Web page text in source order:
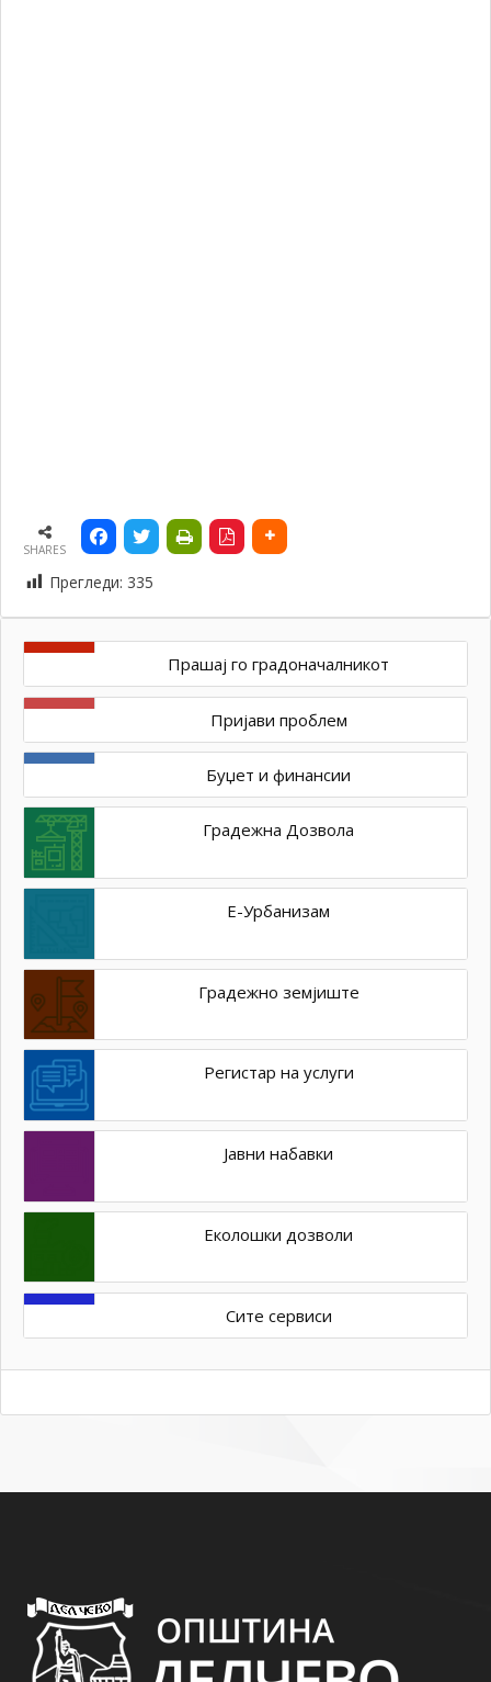
SHARES
Прегледи: 335
Прашај го градоначалникот
Пријави проблем
Буџет и финансии
Градежна Дозвола
Е-Урбанизам
Градежно земјиште
Регистар на услуги
Јавни набавки
Еколошки дозволи
Сите сервиси